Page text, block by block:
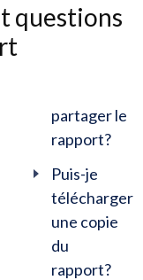
questions
partager le
rapport?
Puis-je
télécharger
une copie
du
rapport?